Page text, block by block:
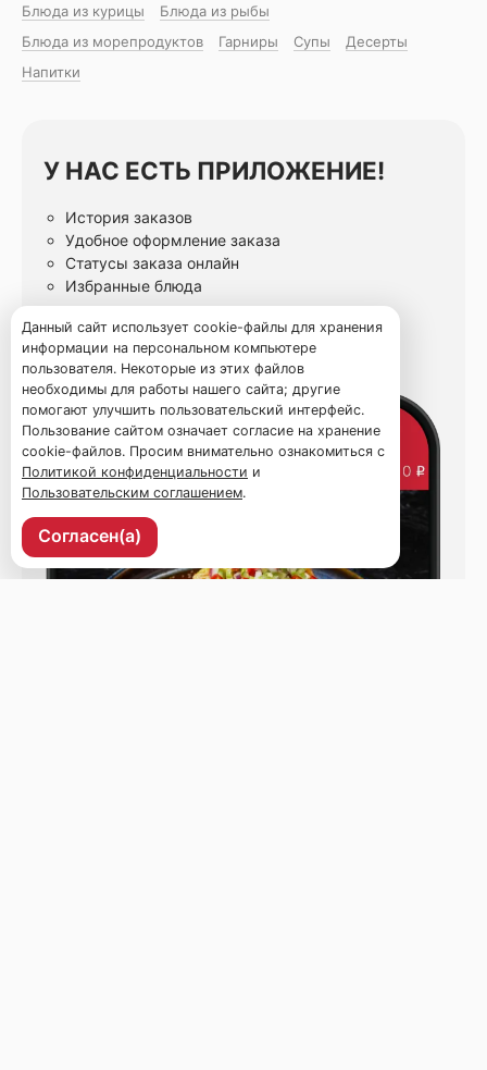
Блюда из курицы
Блюда из рыбы
Блюда из морепродуктов
Гарниры Супы
Десерты
Напитки
У НАС ЕСТЬ ПРИЛОЖЕНИЕ!
История заказов
Удобное оформление заказа
Статусы заказа онлайн
Избранные блюда
Данный сайт использует cookie-файлы для хранения
информации на персональном компьютере
пользователя. Некоторые из этих файлов
необходимы для работы нашего сайта; другие
помогают улучшить пользовательский интерфейс.
Пользование сайтом означает согласие на хранение
cookie-файлов. Просим внимательно ознакомиться с
Политикой конфиденциальности и
Пользовательским соглашением.
Согласен(а)